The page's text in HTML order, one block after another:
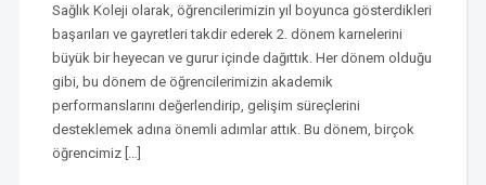
Sağlık Koleji olarak, öğrencilerimizin yıl boyunca gösterdikleri
başarıları ve gayretleri takdir ederek 2. dönem karnelerini
büyük bir heyecan ve gurur içinde dağıttık. Her dönem olduğu
gibi, bu dönem de öğrencilerimizin akademik
performanslarını değerlendirip, gelişim süreçlerini
desteklemek adına önemli adımlar attık. Bu dönem, birçok
öğrencimiz […]